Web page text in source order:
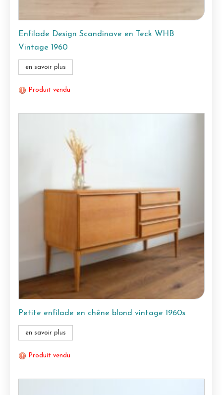
Enfilade Design Scandinave en Teck WHB
Vintage 1960
en savoir plus
Produit vendu
Petite enfilade en chêne blond vintage 1960s
en savoir plus
Produit vendu